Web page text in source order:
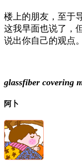
楼上的朋友，至于
这我早面也说了，
说出你自己的观点。
glassfiber covering
阿卜